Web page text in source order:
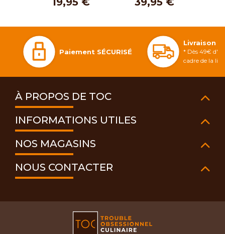
Paiement SÉCURISÉ
Livraison
* Dès 49€
cadre de la
À PROPOS DE TOC
INFORMATIONS UTILES
NOS MAGASINS
NOUS CONTACTER